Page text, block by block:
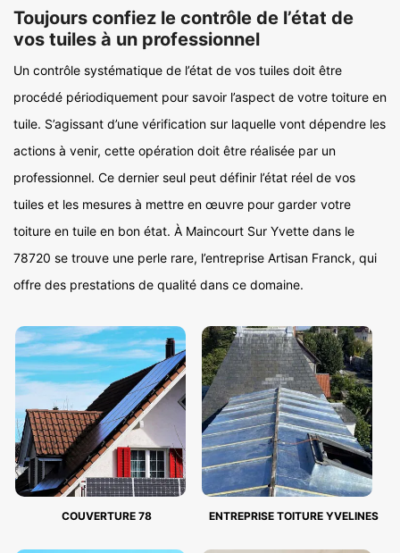
Toujours confiez le contrôle de l’état de
vos tuiles à un professionnel
Un contrôle systématique de l’état de vos tuiles doit être
procédé périodiquement pour savoir l’aspect de votre toiture en
tuile. S’agissant d’une vérification sur laquelle vont dépendre les
actions à venir, cette opération doit être réalisée par un
professionnel. Ce dernier seul peut définir l’état réel de vos
tuiles et les mesures à mettre en œuvre pour garder votre
toiture en tuile en bon état. À Maincourt Sur Yvette dans le
78720 se trouve une perle rare, l’entreprise Artisan Franck, qui
offre des prestations de qualité dans ce domaine.
COUVERTURE 78 ENTREPRISE TOITURE YVELINES